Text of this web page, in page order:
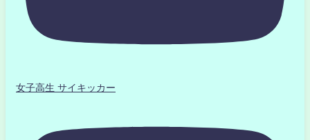
女子高生 サイキッカー